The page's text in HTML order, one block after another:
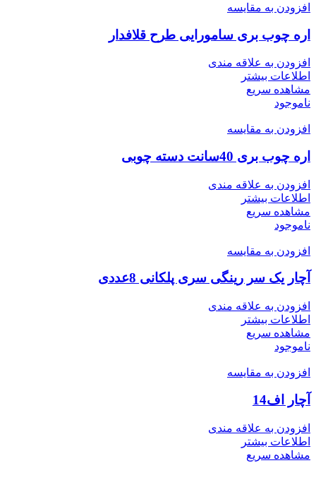
افزودن به مقایسه
اره چوب بری سامورایی طرح قلافدار
افزودن به علاقه مندی
اطلاعات بیشتر
مشاهده سریع
ناموجود
افزودن به مقایسه
اره چوب بری 40سانت دسته چوبی
افزودن به علاقه مندی
اطلاعات بیشتر
مشاهده سریع
ناموجود
افزودن به مقایسه
آچار یک سر رینگی سری پلکانی 8عددی
افزودن به علاقه مندی
اطلاعات بیشتر
مشاهده سریع
ناموجود
افزودن به مقایسه
آچار اف14
افزودن به علاقه مندی
اطلاعات بیشتر
مشاهده سریع